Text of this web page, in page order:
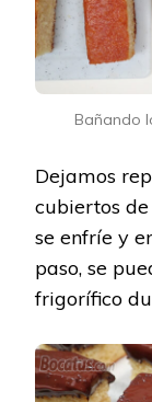
Bañando
Dejamos
cubiertos
se enfríe y
paso, se
frigorífico